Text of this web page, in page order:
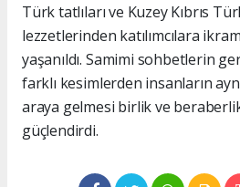
Türk tatlıları ve Kuzey Kıbrıs
lezzetlerinden katılımcılara
yaşanıldı. Samimi sohbetlerin
farklı kesimlerden insanların
araya gelmesi birlik ve beraberlik
güçlendirdi.